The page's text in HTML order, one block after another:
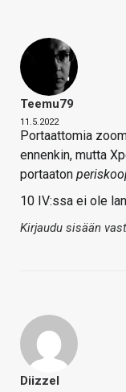
Teemu79
11.5.2022
Portaattomia
ennenkin, mutta
portaaton
10 IV:ssa ei ole
Kirjaudu sisään
Diizzel